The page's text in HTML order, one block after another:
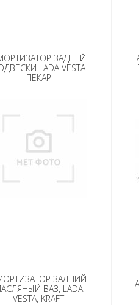
ЗАДНЕЙ
LADA VESTA
ПЕКАР
ЗАДНИЙ
ВАЗ, LADA
VESTA, KRAFT